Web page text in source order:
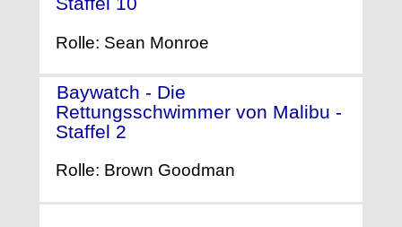
Rolle: Sean Monroe
Baywatch - Die
Rettungsschwimmer von Malibu -
Staffel 2
Rolle: Brown Goodman